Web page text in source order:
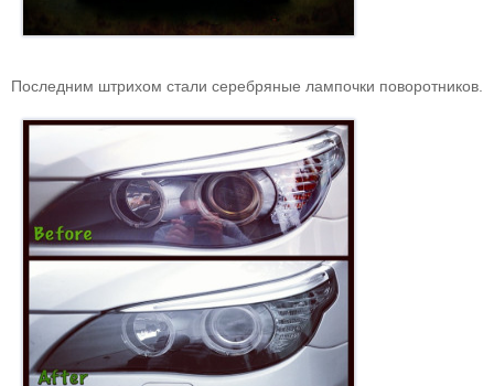
Последним штрихом стали серебряные лампочки поворотников.